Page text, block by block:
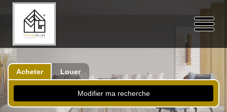
Acheter Louer
Modifier ma recherche